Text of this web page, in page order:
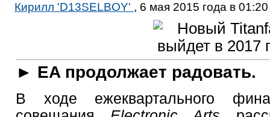
Кирилл 'D13SELBOY' , 6 мая 2015 года в 01:20
► EA продолжает радовать.
В ходе ежеквартального